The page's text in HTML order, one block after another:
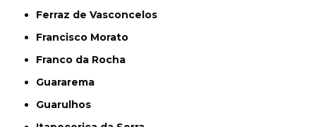
Ferraz de Vasconcelos
Francisco Morato
Franco da Rocha
Guararema
Guarulhos